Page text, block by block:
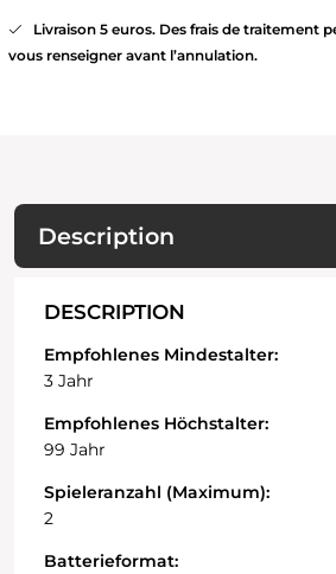
Livraison 5 euros. Des frais de traitement
vous renseigner avant l’annulation.
Description
DESCRIPTION
Empfohlenes Mindestalter:
3 Jahr
Empfohlenes Höchstalter:
99 Jahr
Spieleranzahl (Maximum):
2
Batterieformat: